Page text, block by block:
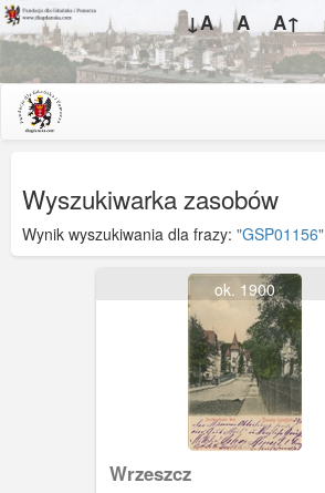
↓A A A↑
Wyszukiwarka zasobów
Wynik wyszukiwania dla frazy: "GSP01156"
ok. 1900
Wrzeszcz